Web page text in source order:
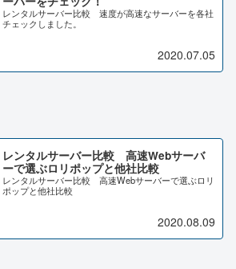
レンタルサーバー比較 速度が高速なサーバーを各社
チェックしました。
2020.07.05
レンタルサーバー比較 高速Webサーバ
ーで選ぶロリポップと他社比較
レンタルサーバー比較 高速Webサーバーで選ぶロリ
ポップと他社比較
2020.08.09